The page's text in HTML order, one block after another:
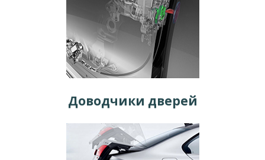
Доводчики дверей